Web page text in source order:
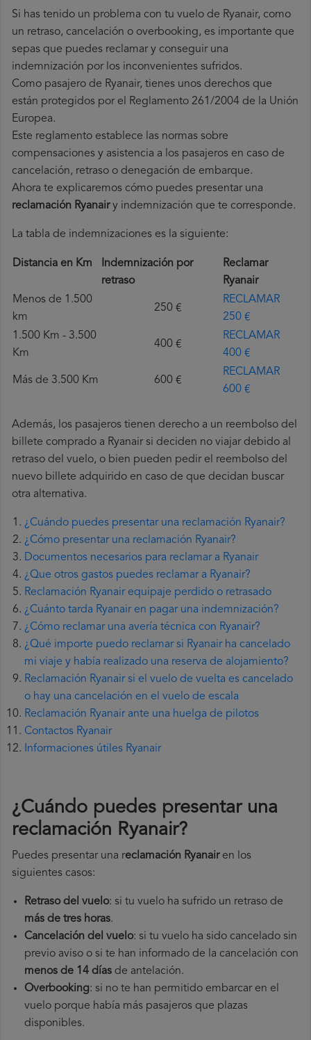
Si has tenido un problema con tu vuelo de Ryanair, como
un retraso, cancelación o overbooking, es importante que
sepas que puedes reclamar y conseguir una
indemnización por los inconvenientes sufridos.
Como pasajero de Ryanair, tienes unos derechos que
están protegidos por el Reglamento 261/2004 de la Unión
Europea.
Este reglamento establece las normas sobre
compensaciones y asistencia a los pasajeros en caso de
cancelación, retraso o denegación de embarque.
Ahora te explicaremos cómo puedes presentar una
reclamación Ryanairy indemnización que te corresponde.
La tabla de indemnizaciones es la siguiente:
Distancia en Km
Indemnización por
retraso
Reclamar
Ryanair
Menos de 1.500
km
250 €
RECLAMAR
250 €
1.500 Km - 3.500
Km
400 €
RECLAMAR
400 €
Más de 3.500 Km 600 €
RECLAMAR
600 €
Además, los pasajeros tienen derecho a un reembolso del
billete comprado a Ryanair si deciden no viajar debido al
retraso del vuelo, o bien pueden pedir el reembolso del
nuevo billete adquirido en caso de que decidan buscar
otra alternativa.
¿Cuándo puedes presentar una reclamación Ryanair?
¿Cómo presentar una reclamación Ryanair?
Documentos necesarios para reclamar a Ryanair
¿Que otros gastos puedes reclamar a Ryanair?
Reclamación Ryanair equipaje perdido o retrasado
¿Cuánto tarda Ryanair en pagar una indemnización?
¿Cómo reclamar una avería técnica con Ryanair?
¿Qué importe puedo reclamar si Ryanair ha cancelado
mi viaje y había realizado una reserva de alojamiento?
Reclamación Ryanair si el vuelo de vuelta es cancelado
o hay una cancelación en el vuelo de escala
Reclamación Ryanair ante una huelga de pilotos
Contactos Ryanair
Informaciones útiles Ryanair
¿Cuándo puedes presentar una
reclamación Ryanair?
Puedes presentar una reclamación Ryanairen los
siguientes casos:
Retraso del vuelo: si tu vuelo ha sufrido un retraso de
más de tres horas.
Cancelación del vuelo: si tu vuelo ha sido cancelado sin
previo aviso o si te han informado de la cancelación con
menos de 14 días de antelación.
Overbooking: si no te han permitido embarcar en el
vuelo porque había más pasajeros que plazas
disponibles.